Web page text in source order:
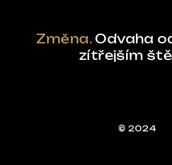
Změna. Odvaha
zítřejším
© 2024